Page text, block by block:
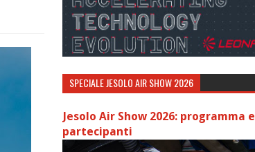
SPECIALE JESOLO AIR SHOW 2026
Jesolo Air Show 2026: programma e
partecipanti